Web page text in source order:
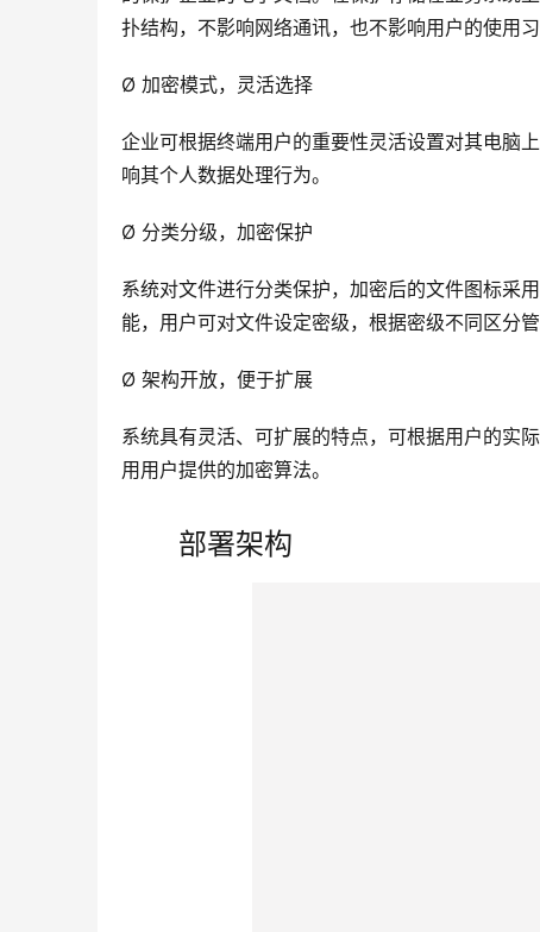
扑结构，不影响网络通讯，也不影响用户的使用习
Ø 加密模式，灵活选择
企业可根据终端用户的重要性灵活设置对其电脑
响其个人数据处理行为。
Ø 分类分级，加密保护
系统对文件进行分类保护，加密后的文件图标采
能，用户可对文件设定密级，根据密级不同区分管
Ø 架构开放，便于扩展
系统具有灵活、可扩展的特点，可根据用户的实
用用户提供的加密算法。
部署架构